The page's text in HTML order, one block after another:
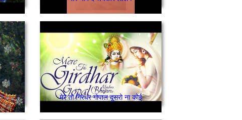
मेरे तो गिरधर गोपाल दूसरो ना कोई